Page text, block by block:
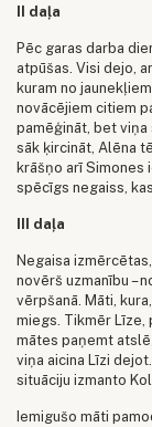
II daļa
Pēc garas darba
atpūšas. Visi dejo,
kuram no
novācējiem citiem
pamēģināt, bet viņa
sāk ķircināt, Alēna
krāšņo arī
spēcīgs negaiss,
III daļa
Negaisa
novērš uzmanību –
vērpšanā. Māti,
miegs. Tikmēr Līze,
mātes paņemt
viņa aicina Līzi
situāciju izmanto
Iemigušo māti